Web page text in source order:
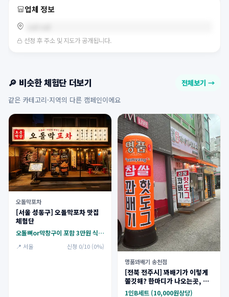
업체 정보
선정 후 주소 및 지도가 공개됩니다.
🔎 비슷한 체험단 더보기 전체보기 →
같은 카테고리·지역의 다른 캠페인이에요
오돌막포차
[서울 성동구] 오돌막포차 맛집
체험단
오돌뼈or막창구이 포함 3만원 식사권(주류,음료별도결제)
📍 서울
신청 0/10 (0%)
명품꽈배기 송천점
[전북 전주시] 꽈배기가 이렇게
쫄깃해? 한마디가 나오는곳, 명
품꽈배기
1인B세트 (10,000원상당)